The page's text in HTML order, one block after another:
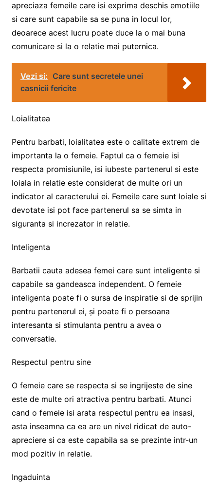
apreciaza femeile care isi exprima deschis emotiile
si care sunt capabile sa se puna in locul lor,
deoarece acest lucru poate duce la o mai buna
comunicare si la o relatie mai puternica.
Vezi si: Care sunt secretele unei
casnicii fericite
Loialitatea
Pentru barbati, loialitatea este o calitate extrem de
importanta la o femeie. Faptul ca o femeie isi
respecta promisiunile, isi iubeste partenerul si este
loiala in relatie este considerat de multe ori un
indicator al caracterului ei. Femeile care sunt loiale si
devotate isi pot face partenerul sa se simta in
siguranta si increzator in relatie.
Inteligenta
Barbatii cauta adesea femei care sunt inteligente si
capabile sa gandeasca independent. O femeie
inteligenta poate fi o sursa de inspiratie si de sprijin
pentru partenerul ei, și poate fi o persoana
interesanta si stimulanta pentru a avea o
conversatie.
Respectul pentru sine
O femeie care se respecta si se ingrijeste de sine
este de multe ori atractiva pentru barbati. Atunci
cand o femeie isi arata respectul pentru ea insasi,
asta inseamna ca ea are un nivel ridicat de auto-
apreciere si ca este capabila sa se prezinte intr-un
mod pozitiv in relatie.
Ingaduinta